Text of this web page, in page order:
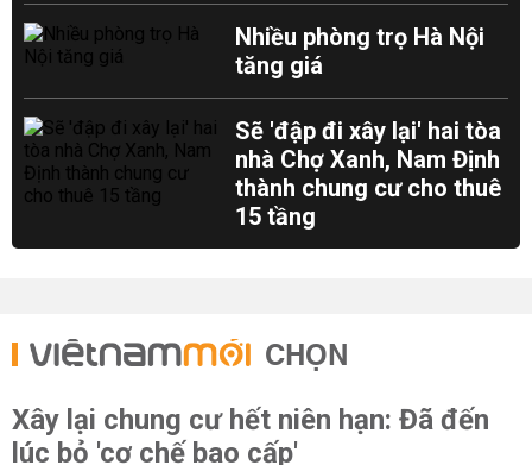
Nhiều phòng trọ Hà Nội
tăng giá
Sẽ 'đập đi xây lại' hai tòa
nhà Chợ Xanh, Nam Định
thành chung cư cho thuê
15 tầng
CHỌN
Xây lại chung cư hết niên hạn: Đã đến
lúc bỏ 'cơ chế bao cấp'